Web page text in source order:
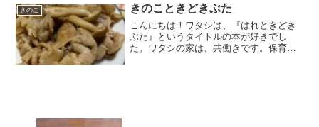
(笑)）長靴を履いて、、畑に...
きのこ きのこときどきぶた
こんにちは！ワタシは、『はれときどき
ぶた』というタイトルの本が好きでし
た。ワタシの家は、共働きです。保育園